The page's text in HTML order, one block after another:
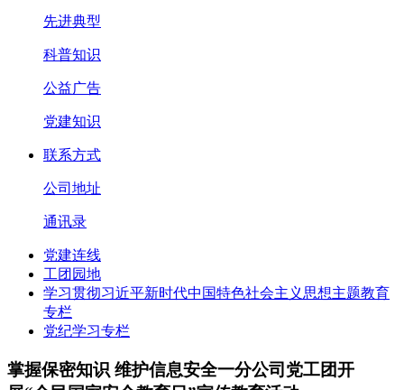
先进典型
科普知识
公益广告
党建知识
联系方式
公司地址
通讯录
党建连线
工团园地
学习贯彻习近平新时代中国特色社会主义思想主题教育
专栏
党纪学习专栏
掌握保密知识 维护信息安全一分公司党工团开